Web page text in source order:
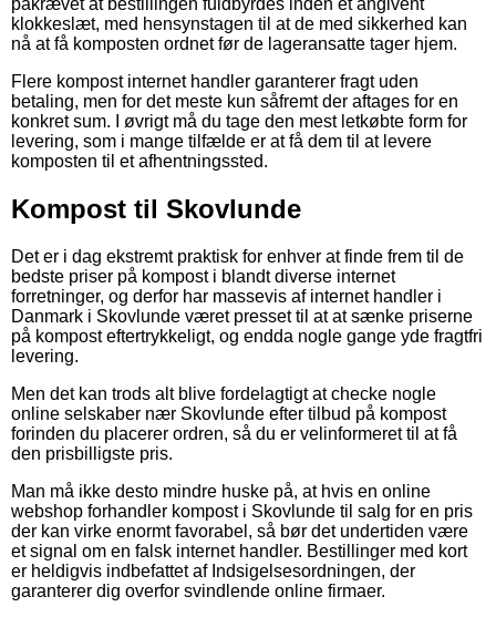
klokkeslæt, med hensynstagen til at de med sikkerhed kan
nå at få komposten ordnet før de lageransatte tager hjem.
Flere kompost internet handler garanterer fragt uden
betaling, men for det meste kun såfremt der aftages for en
konkret sum. I øvrigt må du tage den mest letkøbte form for
levering, som i mange tilfælde er at få dem til at levere
komposten til et afhentningssted.
Kompost til Skovlunde
Det er i dag ekstremt praktisk for enhver at finde frem til de
bedste priser på kompost i blandt diverse internet
forretninger, og derfor har massevis af internet handler i
Danmark i Skovlunde været presset til at at sænke priserne
på kompost eftertrykkeligt, og endda nogle gange yde fragtfri
levering.
Men det kan trods alt blive fordelagtigt at checke nogle
online selskaber nær Skovlunde efter tilbud på kompost
forinden du placerer ordren, så du er velinformeret til at få
den prisbilligste pris.
Man må ikke desto mindre huske på, at hvis en online
webshop forhandler kompost i Skovlunde til salg for en pris
der kan virke enormt favorabel, så bør det undertiden være
et signal om en falsk internet handler. Bestillinger med kort
er heldigvis indbefattet af Indsigelsesordningen, der
garanterer dig overfor svindlende online firmaer.